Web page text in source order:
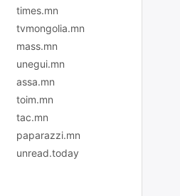
times.mn
tvmongolia.mn
mass.mn
unegui.mn
assa.mn
toim.mn
tac.mn
paparazzi.mn
unread.today